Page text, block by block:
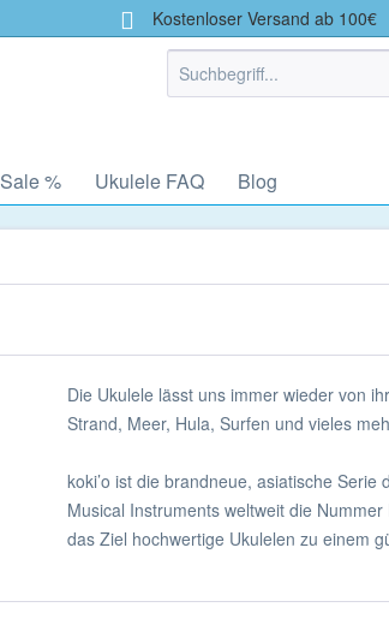
Kostenloser Versand ab 100€
Sale % Ukulele FAQ Blog
Die Ukulele lässt uns immer wieder von
Strand, Meer, Hula, Surfen und vieles
koki’o ist die brandneue, asiatische
Musical Instruments weltweit die
das Ziel hochwertige Ukulelen zu einem